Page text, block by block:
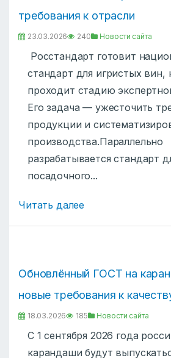
требования к отрасли
23.03.2026 240 Новости сайта
Росстандарт готовит
стандарт для игристых вин,
проходит стадию
Его задача — ужесточить
продукции и
производства.Параллельно
разрабатывается стандарт
посадочного...
Читать далее
Обновлённый ГОСТ на
новые требования к
18.03.2026 185 Новости сайта
С 1 сентября 2026 года
карандаши будут